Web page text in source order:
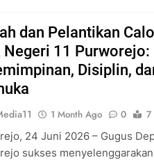
dan Pelantikan
Negeri 11
Disiplin,
1 Month Ago 0
7
24 Juni 2026 – Gugus
sukses